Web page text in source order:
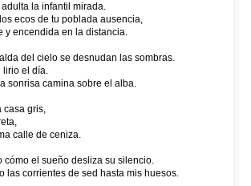
adulta la infantil mirada.
ecos de tu poblada ausencia,
y encendida en la distancia.
del cielo se desnudan las sombras.
lirio el día.
sonrisa camina sobre el alba.
casa gris,
calle de ceniza.
cómo el sueño desliza su silencio.
las corrientes de sed hasta mis huesos.